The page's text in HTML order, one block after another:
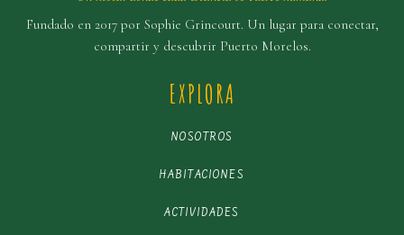
Fundado en 2017 por Sophie Grincourt. Un lugar para conectar,
compartir y descubrir Puerto Morelos.
EXPLORA
NOSOTROS
HABITACIONES
ACTIVIDADES